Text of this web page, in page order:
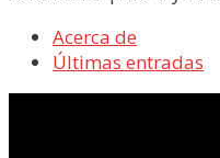
Acerca de
Últimas entradas